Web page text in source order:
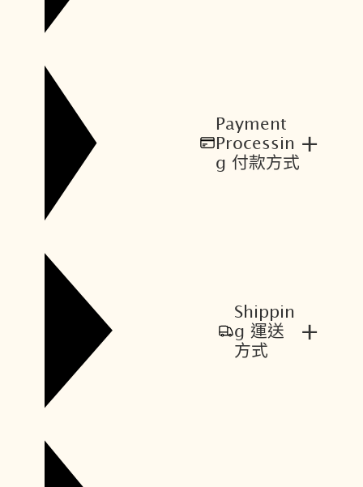
Payment
Processin
g 付款方式
+
Shippin
g 運送
方式
+